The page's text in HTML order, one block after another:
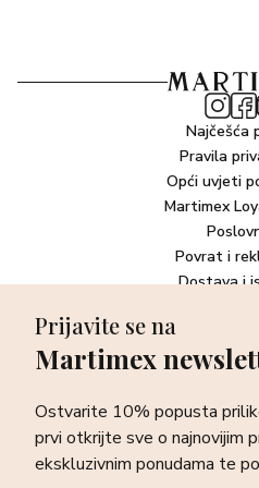
Najčešća
Pravila
Opći uvjeti
Martimex
Povrat i
Dostava i
Newsletter
sve o najnovijim proizvodima,
ponudama te posebnim
Prijavite se na
Martimex
Ostvarite 10% popusta
prvi otkrijte sve o najnovijim
ekskluzivnim ponudama te